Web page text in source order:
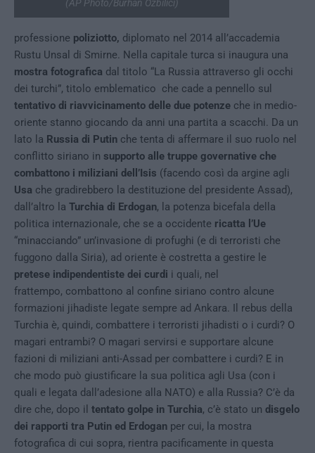
(AP Photo/Burhan Ozbilici)
professione poliziotto, diplomato nel 2014 all’accademia
Rustu Unsal di Smirne. Nella capitale turca si inaugura una
mostra fotografica dal titolo “La Russia attraverso gli occhi
dei turchi”, titolo emblematico che cade a pennello sul
tentativo di riavvicinamento delle due potenze che in medio-
oriente stanno giocando da anni una partita a scacchi. Da un
lato la Russia di Putin che tenta di affermare il suo ruolo nel
conflitto siriano in supporto alle truppe governative che
combattono i miliziani dell’Isis (facendo così da argine agli
Usa che gradirebbero la destituzione del presidente Assad),
dall’altro la Turchia di Erdogan, la potenza bicefala della
politica internazionale, che se a occidente ricatta l’Ue
“minacciando” un’invasione di profughi (e di terroristi che
fuggono dalla Siria), ad oriente è costretta a gestire le
pretese indipendentiste dei curdi i quali, nel
frattempo, combattono al confine siriano contro alcune
formazioni jihadiste legate sempre ad Ankara. Il rebus della
Turchia è, quindi, combattere i terroristi jihadisti o i curdi? O
magari entrambi? O magari servirsi e supportare alcune
fazioni di miliziani anti-Assad per combattere i curdi? E in
che modo può giustificare la sua politica agli Usa (con i
quali e legata dall’adesione alla NATO) e alla Russia? C’è da
dire che, dopo il tentato golpe in Turchia, c’è stato un disgelo
dei rapporti tra Putin ed Erdogan per cui, la mostra
fotografica di cui sopra, rientra pacificamente in questa